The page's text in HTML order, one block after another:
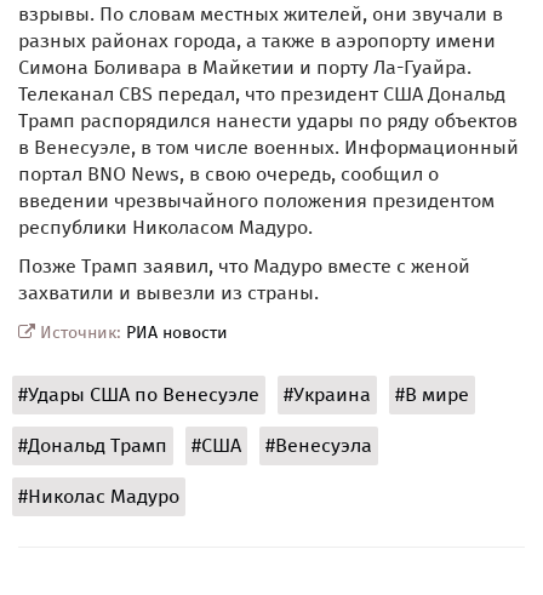
взрывы. По словам местных жителей, они звучали в
разных районах города, а также в аэропорту имени
Симона Боливара в Майкетии и порту Ла-Гуайра.
Телеканал CBS передал, что президент США Дональд
Трамп распорядился нанести удары по ряду объектов
в Венесуэле, в том числе военных. Информационный
портал BNO News, в свою очередь, сообщил о
введении чрезвычайного положения президентом
республики Николасом Мадуро.
Позже Трамп заявил, что Мадуро вместе с женой
захватили и вывезли из страны.
Источник: РИА новости
#Удары США по Венесуэле #Украина #В мире
#Дональд Трамп #США #Венесуэла
#Николас Мадуро